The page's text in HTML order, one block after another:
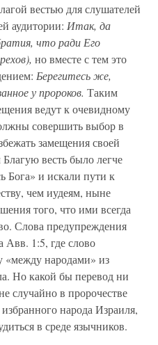
вестью для слушателей
аудитории: Итак, да
что ради Его
но вместе с тем это
Берегитесь же,
у пророков. Таким
ведут к очевидному
совершить выбор в
замещения своей
весть было легче
Бога» и искали пути к
чем иудеям, ныне
того, что ими всегда
Слова предупреждения
Авв. 1:5, где слово
«между народами» из
Но какой бы перевод ни
случайно в пророчестве
народа Израиля,
в среде язычников.